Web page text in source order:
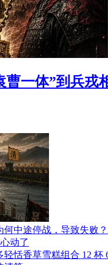
曹一体”到兵戎
中途停战，导致失败？
动了
恬香草雪糕组合 12 杯